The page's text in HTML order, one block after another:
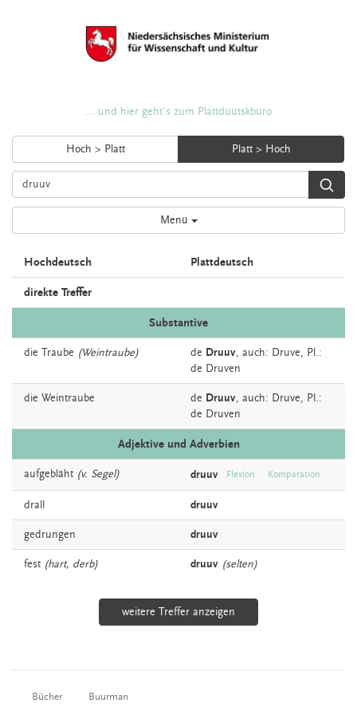
... und hier geht's zum Plattdüütskbüro
Hoch > Platt Platt > Hoch
Menü
Hochdeutsch Plattdeutsch
direkte Treffer
Substantive
die Traube (Weintraube) de Druuv, auch: Druve, Pl.:
de Druven
die Weintraube de Druuv, auch: Druve, Pl.:
de Druven
Adjektive und Adverbien
aufgebläht (v. Segel) druuv Flexion Komparation
drall druuv
gedrungen druuv
fest (hart, derb) druuv (selten)
weitere Treffer anzeigen
Bücher Buurman